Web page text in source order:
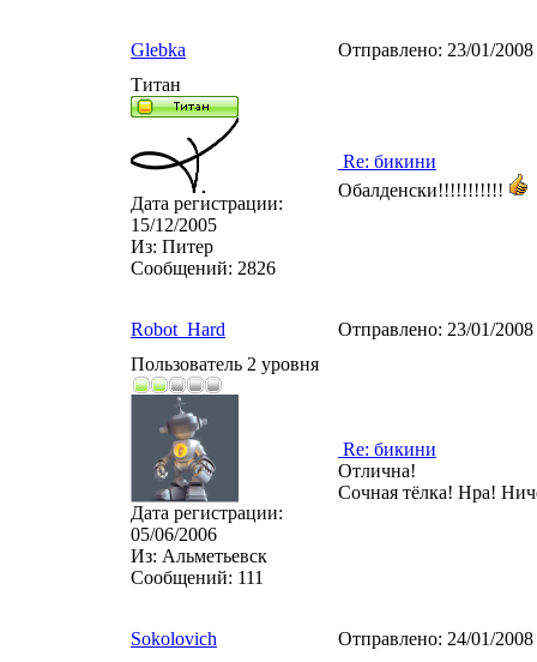
Glebka Отправлено: 23/01/
Титан
Дата регистрации:
15/12/2005
Из: Питер
Сообщений: 2826
Re: бикини
Обалденски!!!!!!!!!!!
Robot_Hard Отправлено: 23/01/
Пользователь 2 уровня
Дата регистрации:
05/06/2006
Из: Альметьевск
Сообщений: 111
Re: бикини
Отлична!
Сочная тёлка! Нра!
Sokolovich Отправлено: 24/01/